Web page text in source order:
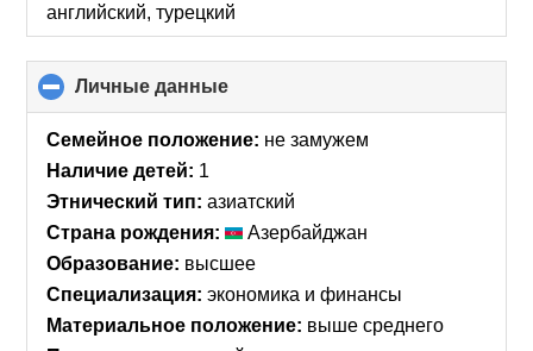
английский, турецкий
Личные данные
to
collapse
Семейное положение: не замужем
Наличие детей: 1
Этнический тип: азиатский
Страна рождения:
Азербайджан
Образование: высшее
Специализация: экономика и финансы
Материальное положение: выше среднего